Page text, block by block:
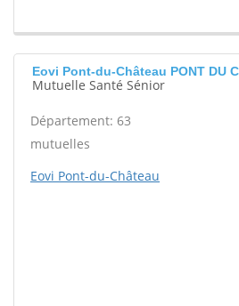
Eovi Pont-du-Château PONT DU
Mutuelle Santé Sénior
Département: 63
mutuelles
Eovi Pont-du-Château